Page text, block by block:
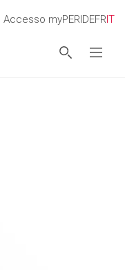
Accesso myPERIDEFRIT